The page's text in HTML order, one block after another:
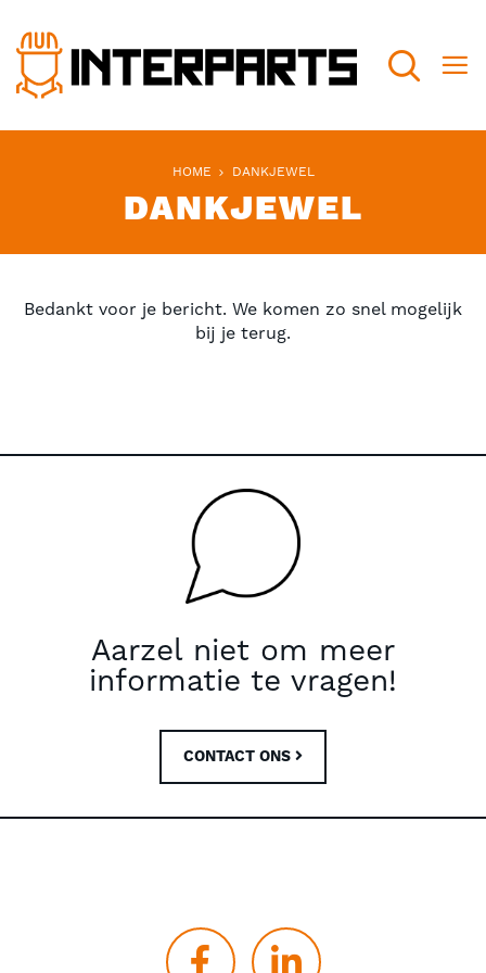
Search
HOME DANKJEWEL
DANKJEWEL
Bedankt voor je bericht. We komen zo snel mogelijk
bij je terug.
Aarzel niet om meer
informatie te vragen!
CONTACT ONS